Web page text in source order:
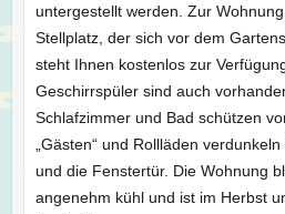
untergestellt werden. Zur
Stellplatz, der sich vor dem
steht Ihnen kostenlos zur
Geschirrspüler sind auch
Schlafzimmer und Bad schützen
„Gästen“ und Rollläden
und die Fenstertür. Die Wohnung
angenehm kühl und ist im Herbst